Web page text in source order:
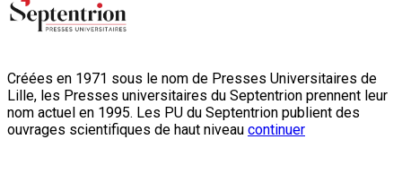
Créées en 1971 sous le nom de Presses Universitaires de
Lille, les Presses universitaires du Septentrion prennent leur
nom actuel en 1995. Les PU du Septentrion publient des
ouvrages scientifiques de haut niveau continuer